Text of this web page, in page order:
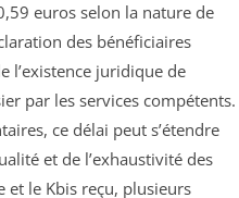
euros selon la nature de
des bénéficiaires
l’existence juridique de
par les services compétents.
ce délai peut s’étendre
et de l’exhaustivité des
le Kbis reçu, plusieurs